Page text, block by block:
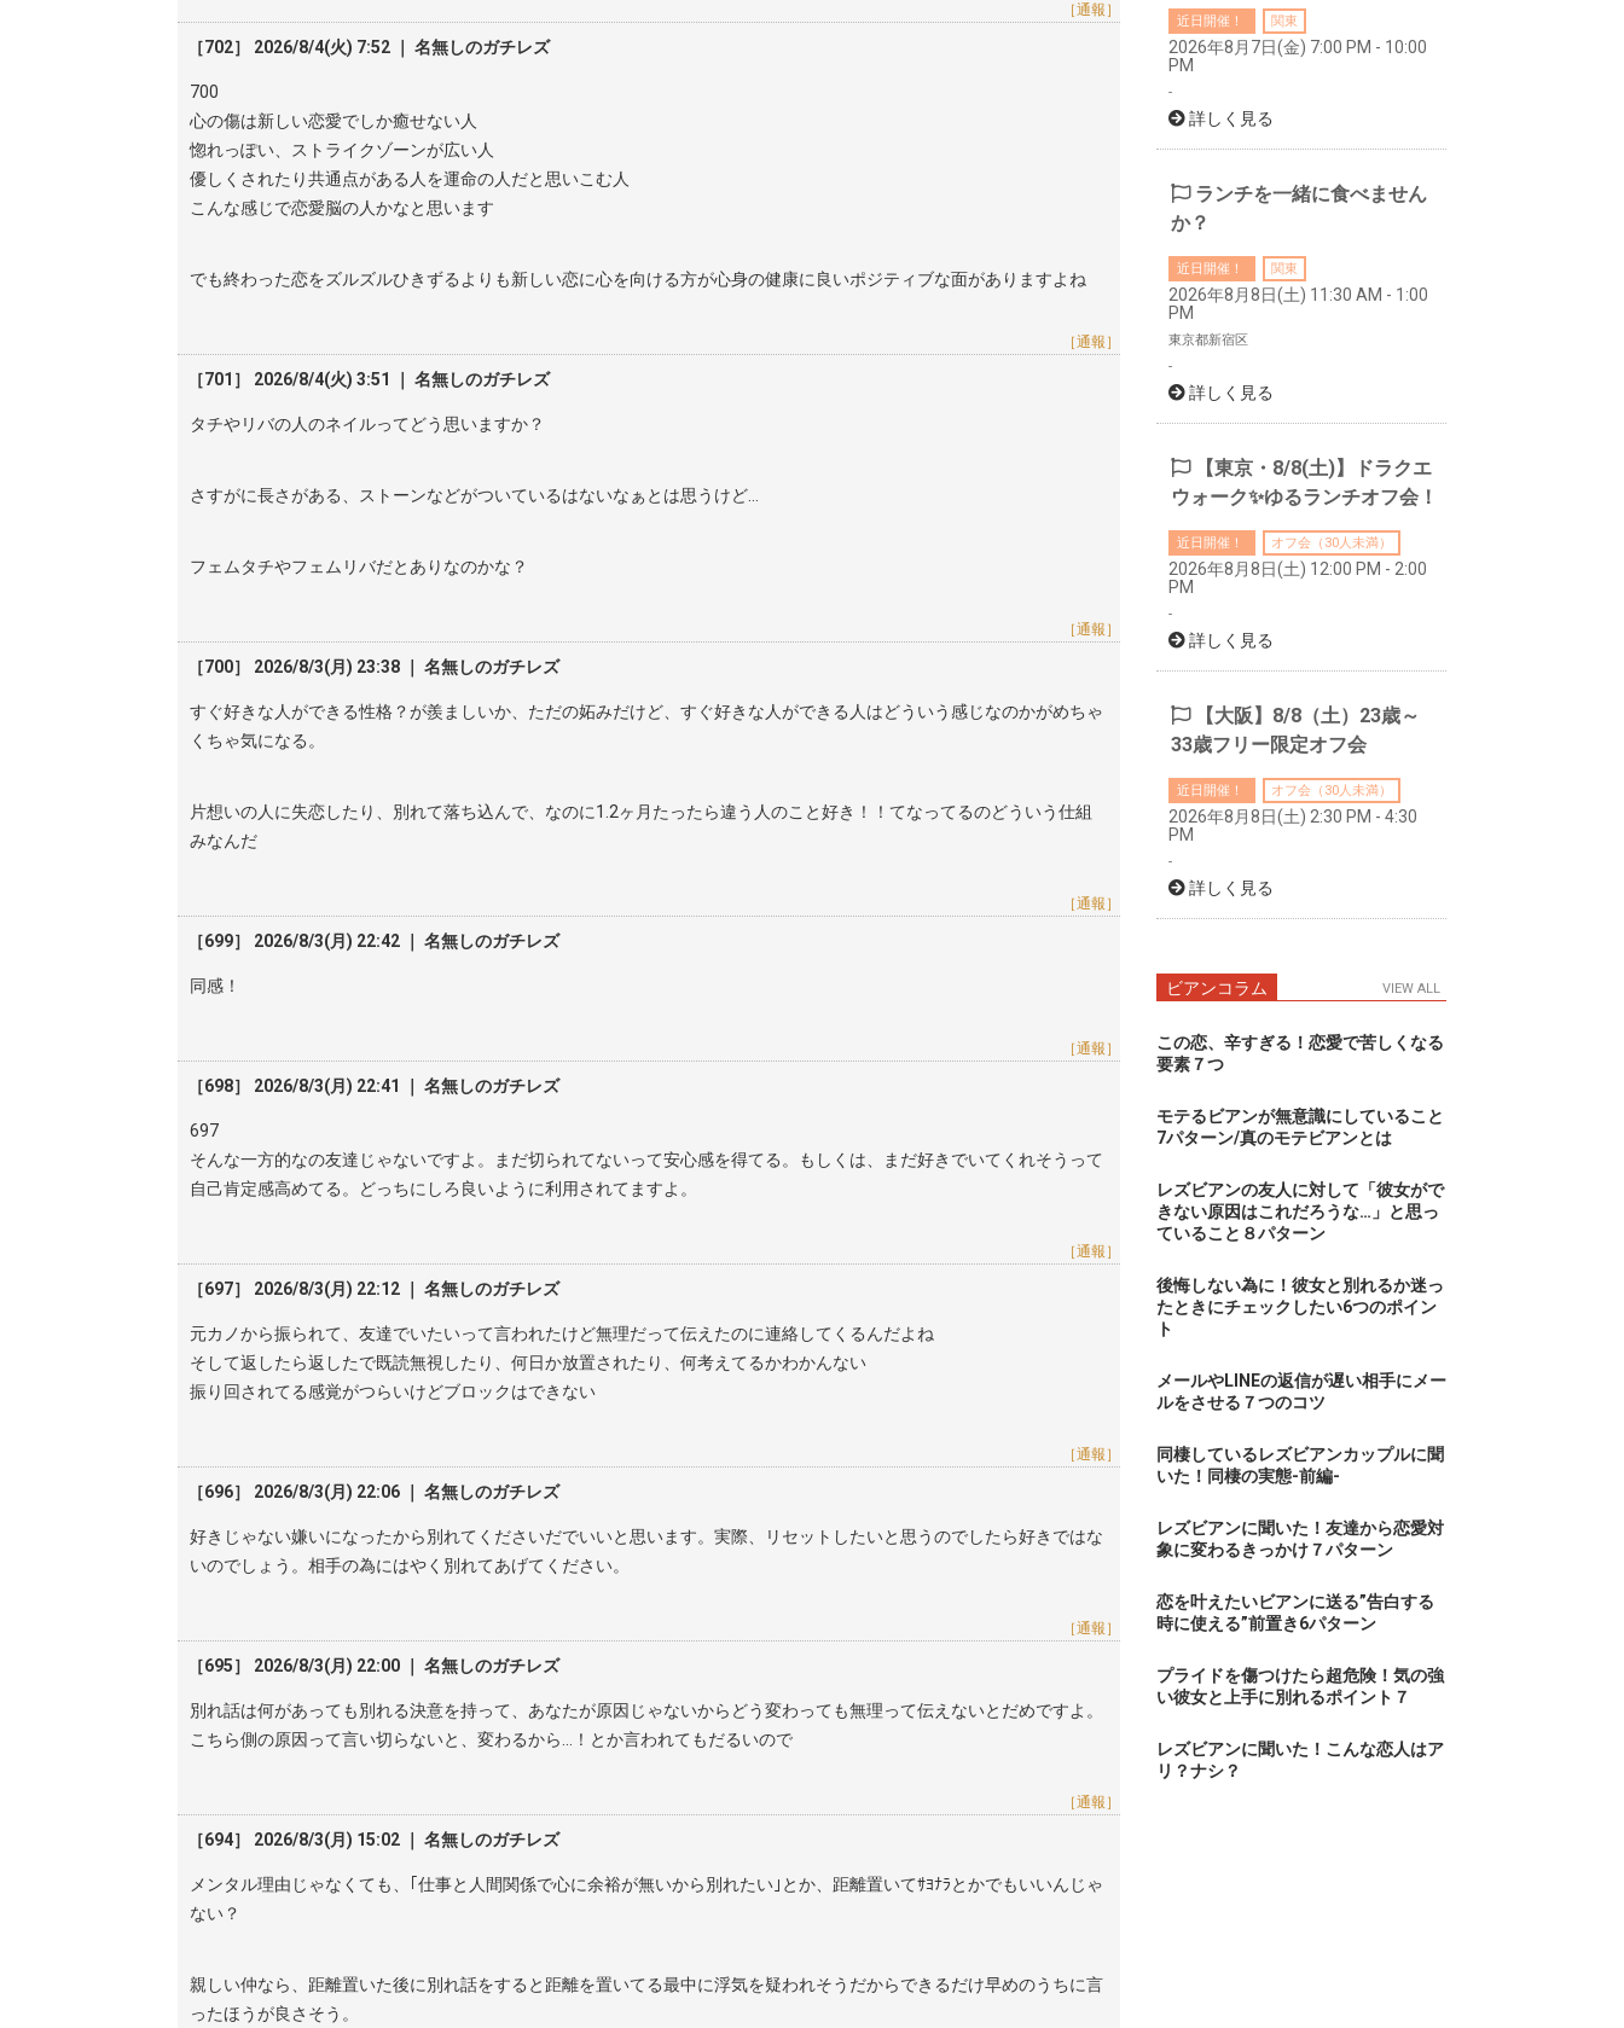
［通報］
［702］ 2026/8/4(火) 7:52 ｜ 名無しのガチレズ
700
心の傷は新しい恋愛でしか癒せない人
惚れっぽい、ストライクゾーンが広い人
優しくされたり共通点がある人を運命の人だと思いこむ人
こんな感じで恋愛脳の人かなと思います
でも終わった恋をズルズルひきずるよりも新しい恋に心を向ける方が心身の健康に良いポジティブな面がありますよね
［通報］
［701］ 2026/8/4(火) 3:51 ｜ 名無しのガチレズ
タチやリバの人のネイルってどう思いますか？
さすがに長さがある、ストーンなどがついているはないなぁとは思うけど…
フェムタチやフェムリバだとありなのかな？
［通報］
［700］ 2026/8/3(月) 23:38 ｜ 名無しのガチレズ
すぐ好きな人ができる性格？が羨ましいか、ただの妬みだけど、すぐ好きな人ができる人はどういう感じなのかがめちゃ
くちゃ気になる。
片想いの人に失恋したり、別れて落ち込んで、なのに1.2ヶ月たったら違う人のこと好き！！てなってるのどういう仕組
みなんだ
［通報］
［699］ 2026/8/3(月) 22:42 ｜ 名無しのガチレズ
同感！
［通報］
［698］ 2026/8/3(月) 22:41 ｜ 名無しのガチレズ
697
そんな一方的なの友達じゃないですよ。まだ切られてないって安心感を得てる。もしくは、まだ好きでいてくれそうって
自己肯定感高めてる。どっちにしろ良いように利用されてますよ。
［通報］
［697］ 2026/8/3(月) 22:12 ｜ 名無しのガチレズ
元カノから振られて、友達でいたいって言われたけど無理だって伝えたのに連絡してくるんだよね
そして返したら返したで既読無視したり、何日か放置されたり、何考えてるかわかんない
振り回されてる感覚がつらいけどブロックはできない
［通報］
［696］ 2026/8/3(月) 22:06 ｜ 名無しのガチレズ
好きじゃない嫌いになったから別れてくださいだでいいと思います。実際、リセットしたいと思うのでしたら好きではな
いのでしょう。相手の為にはやく別れてあげてください。
［通報］
［695］ 2026/8/3(月) 22:00 ｜ 名無しのガチレズ
別れ話は何があっても別れる決意を持って、あなたが原因じゃないからどう変わっても無理って伝えないとだめですよ。
こちら側の原因って言い切らないと、変わるから…！とか言われてもだるいので
［通報］
［694］ 2026/8/3(月) 15:02 ｜ 名無しのガチレズ
メンタル理由じゃなくても、｢仕事と人間関係で心に余裕が無いから別れたい｣とか、距離置いてｻﾖﾅﾗとかでもいいんじゃ
ない？
親しい仲なら、距離置いた後に別れ話をすると距離を置いてる最中に浮気を疑われそうだからできるだけ早めのうちに言
ったほうが良さそう。
近日開催！ 関東
2026年8月7日(金) 7:00 PM - 10:00
PM
-
詳しく見る
ランチを一緒に食べません
か？
近日開催！ 関東
2026年8月8日(土) 11:30 AM - 1:00
PM
東京都新宿区
-
詳しく見る
【東京・8/8(土)】ドラクエ
ウォーク✨ゆるランチオフ会！
近日開催！ オフ会（30人未満）
2026年8月8日(土) 12:00 PM - 2:00
PM
-
詳しく見る
【大阪】8/8（土）23歳～
33歳フリー限定オフ会
近日開催！ オフ会（30人未満）
2026年8月8日(土) 2:30 PM - 4:30
PM
-
詳しく見る
ビアンコラム VIEW ALL
この恋、辛すぎる！恋愛で苦しくなる
要素７つ
モテるビアンが無意識にしていること
7パターン/真のモテビアンとは
レズビアンの友人に対して「彼女がで
きない原因はこれだろうな…」と思っ
ていること８パターン
後悔しない為に！彼女と別れるか迷っ
たときにチェックしたい6つのポイン
ト
メールやLINEの返信が遅い相手にメー
ルをさせる７つのコツ
同棲しているレズビアンカップルに聞
いた！同棲の実態-前編-
レズビアンに聞いた！友達から恋愛対
象に変わるきっかけ７パターン
恋を叶えたいビアンに送る”告白する
時に使える”前置き6パターン
プライドを傷つけたら超危険！気の強
い彼女と上手に別れるポイント７
レズビアンに聞いた！こんな恋人はア
リ？ナシ？